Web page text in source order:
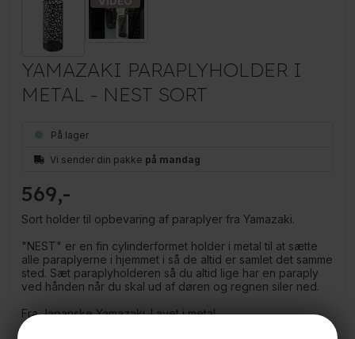
YAMAZAKI PARAPLYHOLDER I
METAL - NEST SORT
På lager
Vi sender din pakke på mandag
569
Sort holder til opbevaring af paraplyer fra Yamazaki.
"NEST" er en fin cylinderformet holder i metal til at sætte
alle paraplyerne i hjemmet i så de altid er samlet det samme
sted. Sæt paraplyholderen så du altid lige har en paraply
ved hånden når du skal ud af døren og regnen siler ned.
Fra Japanske Yamazaki. Lavet i metal